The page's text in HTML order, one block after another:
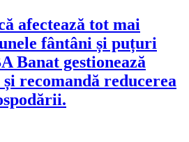
afectează tot mai
fântâni și puțuri
Banat gestionează
recomandă reducerea